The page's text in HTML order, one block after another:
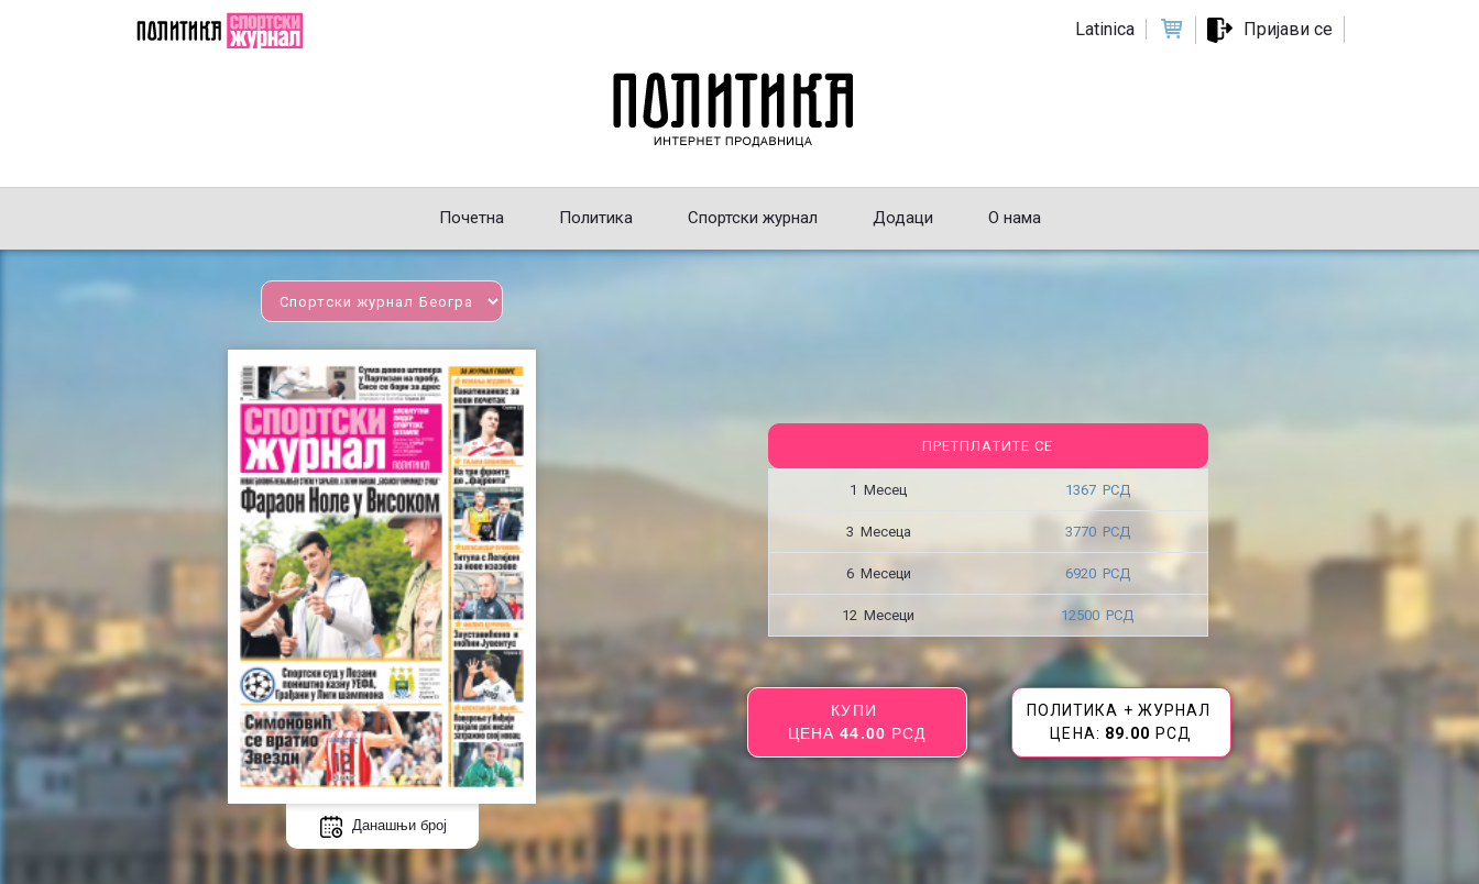
Latinica Пријави се
Почетна Политика Спортски журнал Додаци О нама
Данашњи број
ПРЕТПЛАТИТЕ СЕ
1 Месец 1367 РСД
3 Месецa 3770 РСД
6 Месеци 6920 РСД
12 Месеци 12500 РСД
КУПИ
ЦЕНА44.00 РСД
ПОЛИТИКА + ЖУРНАЛ
ЦЕНА: 89.00 РСД